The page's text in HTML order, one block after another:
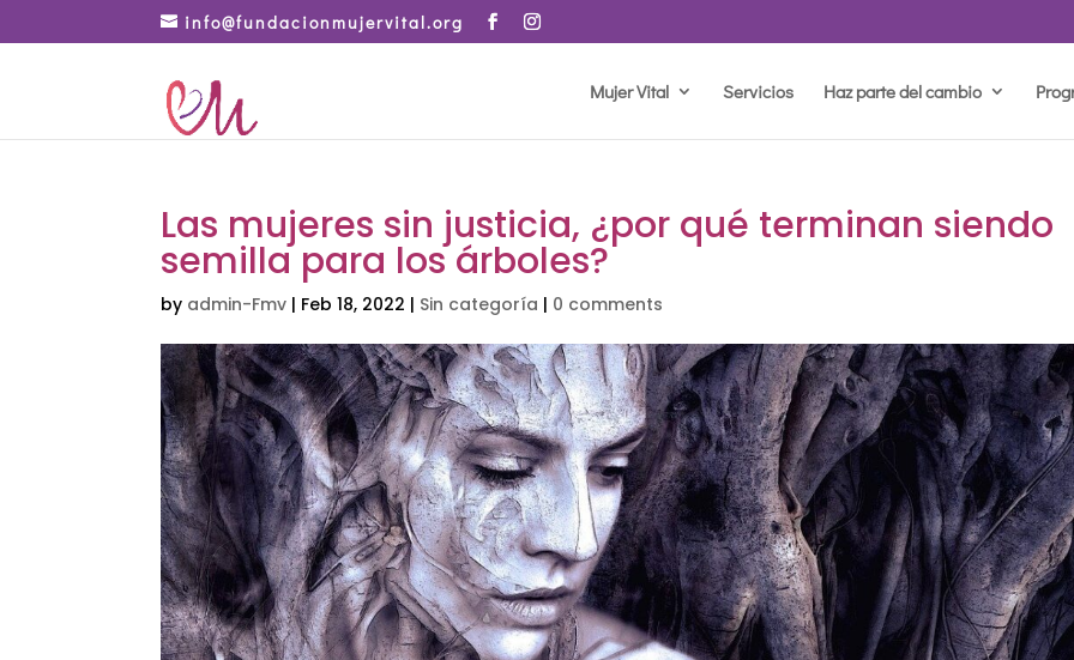
info@fundacionmujervital.org
Mujer Vital Servicios Haz parte del cambio
Las mujeres sin justicia, ¿por qué terminan siendo
semilla para los árboles?
by admin-Fmv | Feb 18, 2022 | Sin categoría | 0 comments